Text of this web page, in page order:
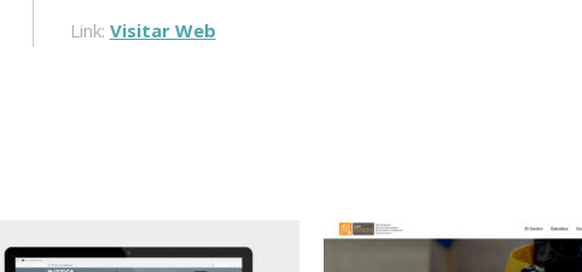
Link: Visitar Web